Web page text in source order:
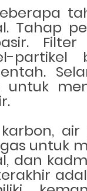
Tahap
untuk
dan